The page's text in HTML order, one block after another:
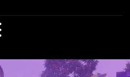
Open
Button